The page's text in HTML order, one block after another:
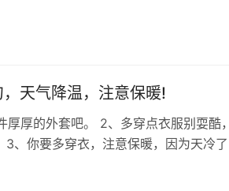
天气降温，注意保暖!
厚厚的外套吧。 2、多穿点衣服别耍酷
、你要多穿衣，注意保暖，因为天冷